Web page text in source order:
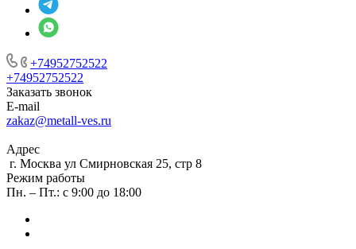
+74952752522
+74952752522
Заказать звонок
E-mail
zakaz@metall-ves.ru
Адрес
г. Москва ул Смирновская 25, стр 8
Режим работы
Пн. – Пт.: с 9:00 до 18:00